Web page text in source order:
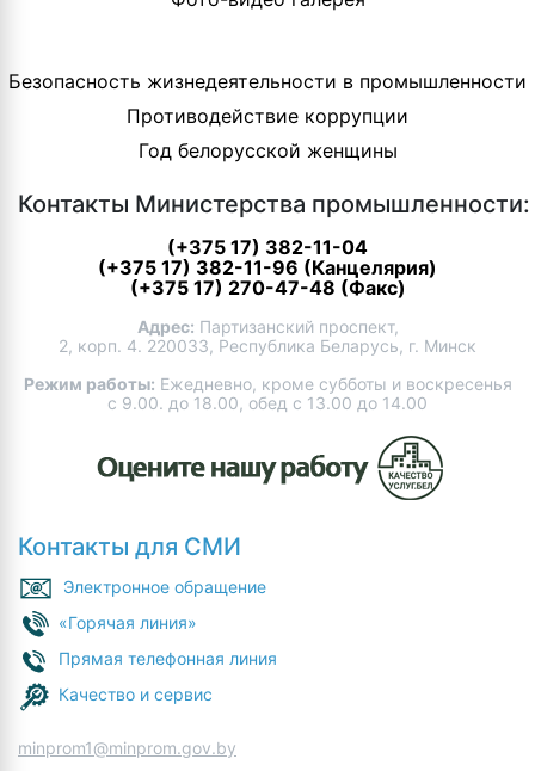
Безопасность жизнедеятельности в промышленности
Противодействие коррупции
Год белорусской женщины
Контакты Министерства промышленности:
(+375 17) 382-11-04
(+375 17) 382-11-96 (Канцелярия)
(+375 17) 270-47-48 (Факс)
Адрес: Партизанский проспект,
2, корп. 4. 220033, Республика Беларусь, г. Минск
Режим работы: Ежедневно, кроме субботы и воскресенья
с 9.00. до 18.00, обед с 13.00 до 14.00
Контакты для СМИ
Электронное обращение
«Горячая линия»
Прямая телефонная линия
Качество и сервис
minprom1@minprom.gov.by